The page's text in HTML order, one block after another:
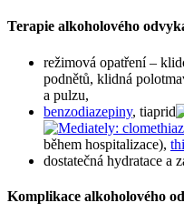
Terapie alkoholového
režimová opatření –
podnětů, klidná
a pulzu,
benzodiazepiny, tiaprid
během hospitalizace),
dostatečná hydratace a
Komplikace alkoholového